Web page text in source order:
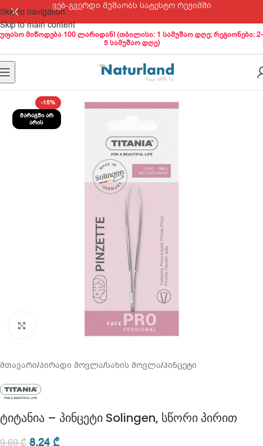
Skip to navigation
Skip to main content
ვებ-გვერდი მუშაობს სატესტო რეჟიმში
უფასო მიწოდება 100 ლარიდან! (თბილისი: 1 სამუშაო დღე; რეგიონები: 2-
5 სამუშაო დღე)
-15%
ᲛᲐᲠᲐᲒᲨᲘ ᲐᲠ
ᲐᲠᲘᲡ
მთავარი/პირადი მოვლა/სახის მოვლა/პინცეტი
ტიტანია – პინცეტი Solingen, სწორი პირით
9,69₾ 8,24 ₾